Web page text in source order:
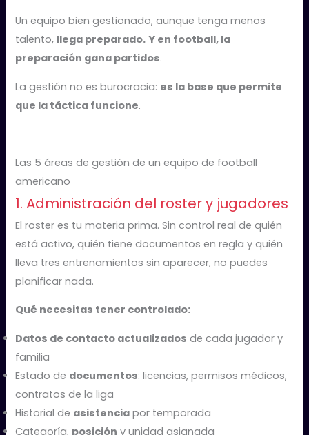
Un equipo bien gestionado, aunque tenga menos
talento, llega preparado. Y en football, la
preparación gana partidos.
La gestión no es burocracia: es la base que permite
que la táctica funcione.
Las 5 áreas de gestión de un equipo de football
americano
1. Administración del roster y jugadores
El roster es tu materia prima. Sin control real de quién
está activo, quién tiene documentos en regla y quién
lleva tres entrenamientos sin aparecer, no puedes
planificar nada.
Qué necesitas tener controlado:
Datos de contacto actualizados de cada jugador y
familia
Estado de documentos: licencias, permisos médicos,
contratos de la liga
Historial de asistencia por temporada
Categoría, posición y unidad asignada